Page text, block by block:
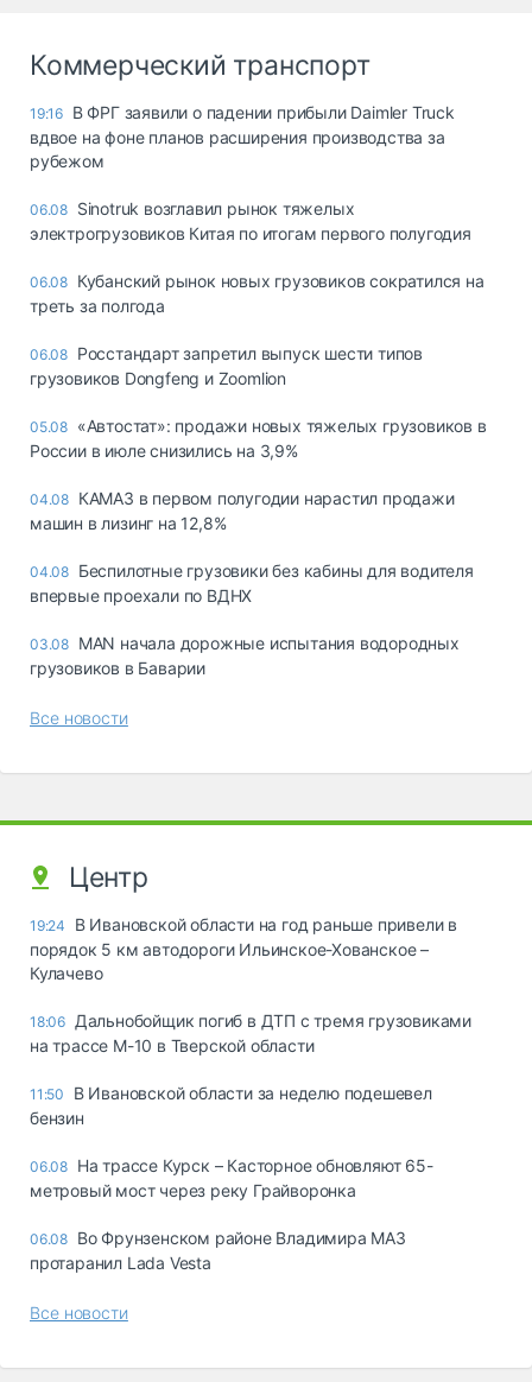
Коммерческий транспорт
19:16 В ФРГ заявили о падении прибыли Daimler Truck
вдвое на фоне планов расширения производства за
рубежом
06.08 Sinotruk возглавил рынок тяжелых
электрогрузовиков Китая по итогам первого полугодия
06.08 Кубанский рынок новых грузовиков сократился на
треть за полгода
06.08 Росстандарт запретил выпуск шести типов
грузовиков Dongfeng и Zoomlion
05.08 «Автостат»: продажи новых тяжелых грузовиков в
России в июле снизились на 3,9%
04.08 КАМАЗ в первом полугодии нарастил продажи
машин в лизинг на 12,8%
04.08 Беспилотные грузовики без кабины для водителя
впервые проехали по ВДНХ
03.08 MAN начала дорожные испытания водородных
грузовиков в Баварии
Все новости
Центр
19:24
В Ивановской области на год раньше привели в
порядок 5 км автодороги Ильинское-Хованское –
Кулачево
18:06 Дальнобойщик погиб в ДТП с тремя грузовиками
на трассе М-10 в Тверской области
11:50
В Ивановской области за неделю подешевел
бензин
06.08 На трассе Курск – Касторное обновляют 65-
метровый мост через реку Грайворонка
06.08 Во Фрунзенском районе Владимира МАЗ
протаранил Lada Vesta
Все новости